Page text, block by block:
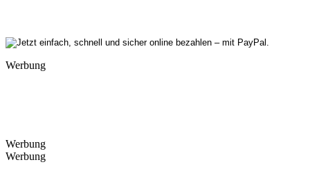
Werbung
Werbung
Werbung